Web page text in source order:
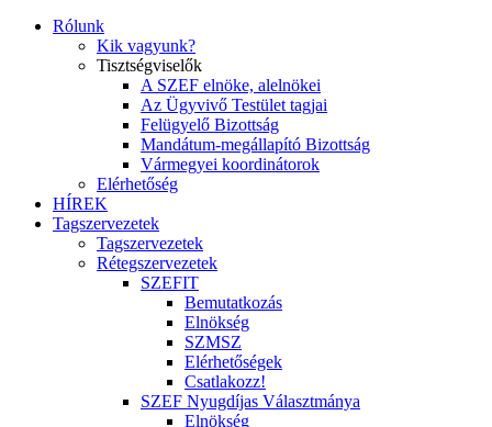
Rólunk
Kik vagyunk?
Tisztségviselők
A SZEF elnöke, alelnökei
Az Ügyvivő Testület tagjai
Felügyelő Bizottság
Mandátum-megállapító Bizottság
Vármegyei koordinátorok
Elérhetőség
HÍREK
Tagszervezetek
Tagszervezetek
Rétegszervezetek
SZEFIT
Bemutatkozás
Elnökség
SZMSZ
Elérhetőségek
Csatlakozz!
SZEF Nyugdíjas Választmánya
Elnökség